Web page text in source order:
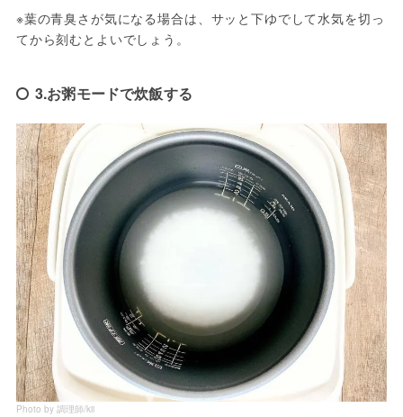
※葉の青臭さが気になる場合は、サッと下ゆでして水気を切っ
てから刻むとよいでしょう。
3.お粥モードで炊飯する
Photo by 調理師/kii